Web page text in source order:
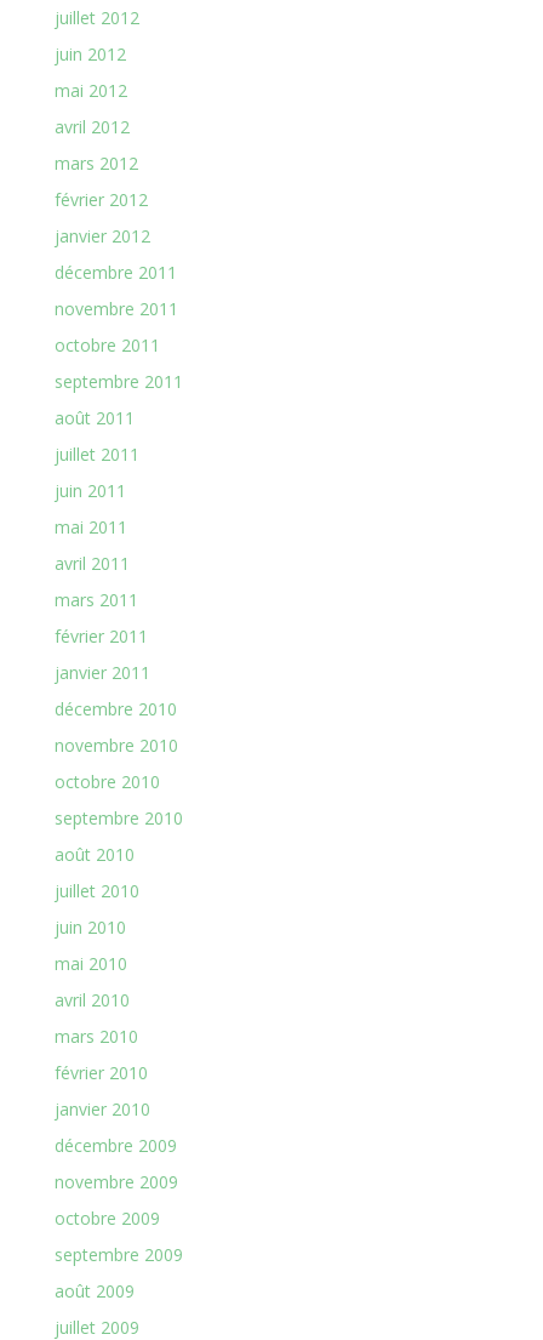
juillet 2012
juin 2012
mai 2012
avril 2012
mars 2012
février 2012
janvier 2012
décembre 2011
novembre 2011
octobre 2011
septembre 2011
août 2011
juillet 2011
juin 2011
mai 2011
avril 2011
mars 2011
février 2011
janvier 2011
décembre 2010
novembre 2010
octobre 2010
septembre 2010
août 2010
juillet 2010
juin 2010
mai 2010
avril 2010
mars 2010
février 2010
janvier 2010
décembre 2009
novembre 2009
octobre 2009
septembre 2009
août 2009
juillet 2009